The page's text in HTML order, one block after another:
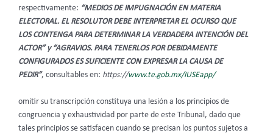
respectivamente: “MEDIOS DE IMPUGNACIÓN EN MATERIA
ELECTORAL. EL RESOLUTOR DEBE INTERPRETAR EL OCURSO QUE
LOS CONTENGA PARA DETERMINAR LA VERDADERA INTENCIÓN DEL
ACTOR” y “AGRAVIOS. PARA TENERLOS POR DEBIDAMENTE
CONFIGURADOS ES SUFICIENTE CON EXPRESAR LA CAUSA DE
PEDIR”, consultables en: https://www.te.gob.mx/IUSEapp/
omitir su transcripción constituya una lesión a los principios de
congruencia y exhaustividad por parte de este Tribunal, dado que
tales principios se satisfacen cuando se precisan los puntos sujetos a